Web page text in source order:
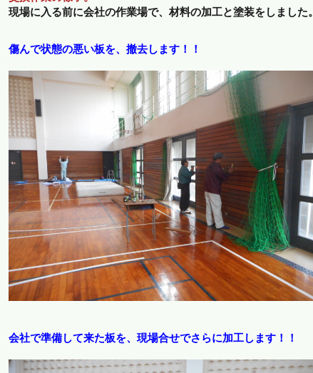
現場に入る前に会社の作業場で、材料の加工と塗装をしました。
傷んで状態の悪い板を、撤去します！！
会社で準備して来た板を、現場合せでさらに加工します！！